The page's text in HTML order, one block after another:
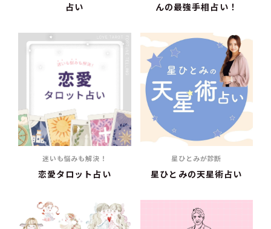
占い
んの最強手相占い！
迷いも悩みも解決！
恋愛タロット占い
星ひとみが診断
星ひとみの天星術占い